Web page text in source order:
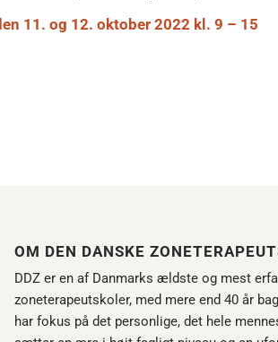
11. og 12. oktober 2022 kl. 9 – 15
OM DEN DANSKE
DDZ er en af Danmarks ældste og mest
zoneterapeutskoler, med mere end 40 år
har fokus på det personlige, det hele